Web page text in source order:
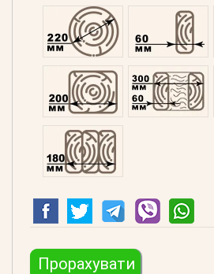
Оциліндрований 220
Профільований 200Подвійний
Клеєний 180
Прорахувати